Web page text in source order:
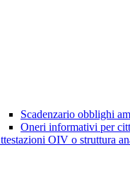
Scadenzario obblighi
Oneri informativi per
OIV o struttura